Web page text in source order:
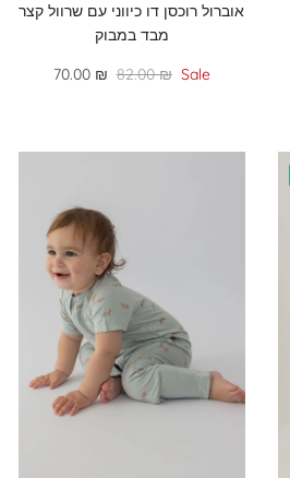
אוברול רוכסן דו כיווני עם שרוול קצר
מבד במבוק
70.00 ₪ 82.00 ₪ Sale